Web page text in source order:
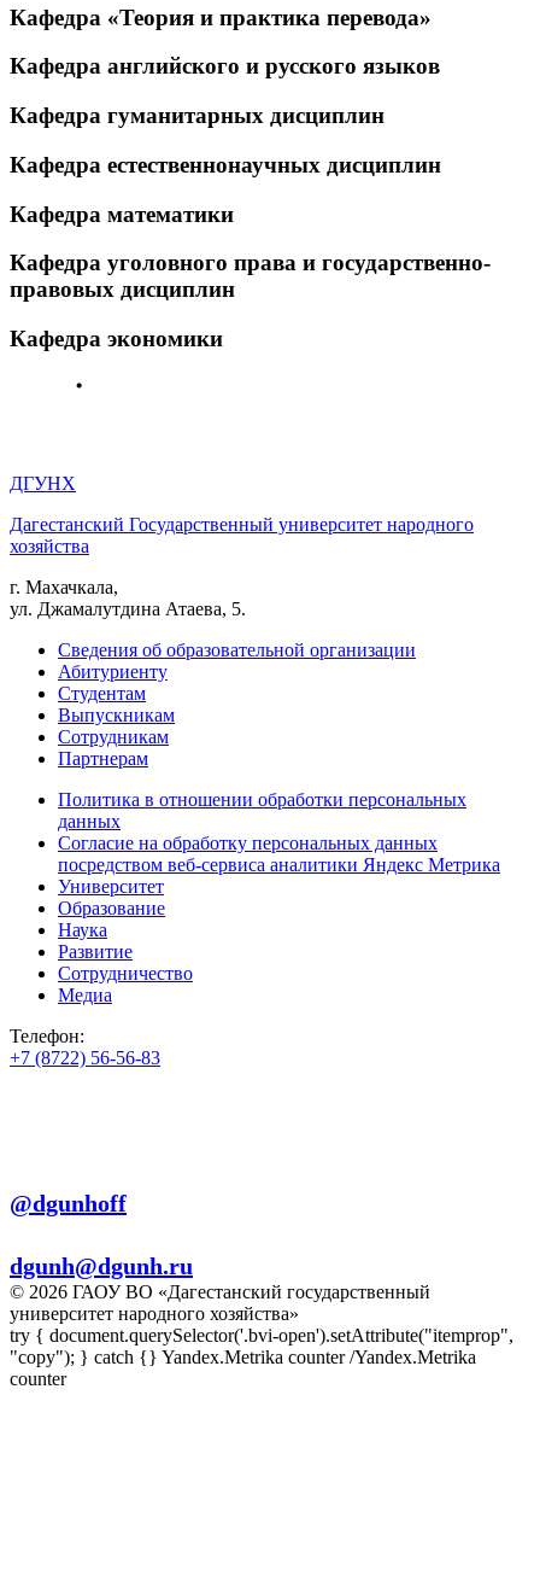
Кафедра «Теория и практика перевода»
Кафедра английского и русского языков
Кафедра гуманитарных дисциплин
Кафедра естественнонаучных дисциплин
Кафедра математики
Кафедра уголовного права и государственно-
правовых дисциплин
Кафедра экономики
ДГУНХ
Дагестанский Государственный университет народного
хозяйства
г. Махачкала,
ул. Джамалутдина Атаева, 5.
Сведения об образовательной организации
Абитуриенту
Студентам
Выпускникам
Сотрудникам
Партнерам
Политика в отношении обработки персональных
данных
Согласие на обработку персональных данных
посредством веб-сервиса аналитики Яндекс Метрика
Университет
Образование
Наука
Развитие
Сотрудничество
Медиа
Телефон:
+7 (8722) 56-56-83
@dgunhoff
dgunh@dgunh.ru
© 2026 ГАОУ ВО «Дагестанский государственный
университет народного хозяйства»
try { document.querySelector('.bvi-open').setAttribute("itemprop",
"copy"); } catch {} Yandex.Metrika counter/Yandex.Metrika
counter